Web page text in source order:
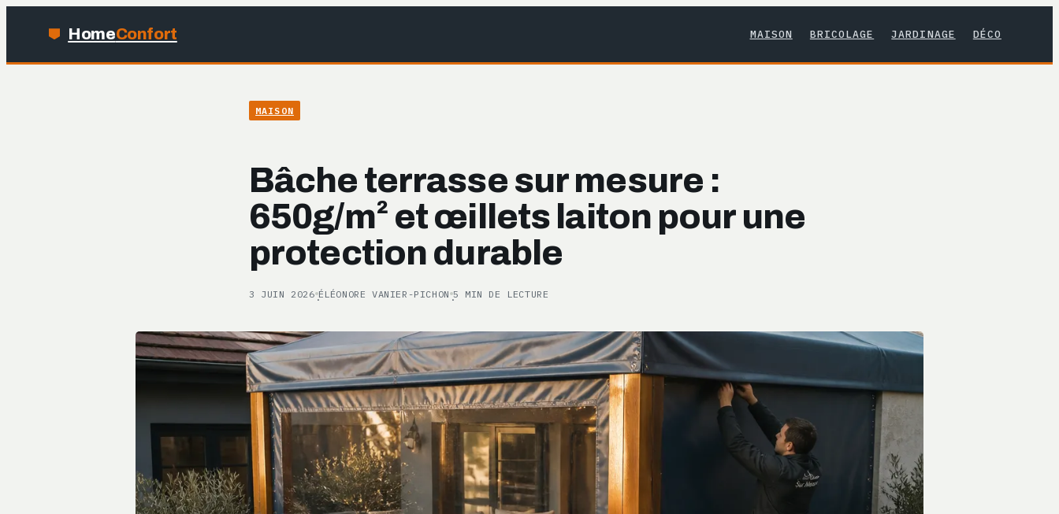
HomeConfort MAISON BRICOLAGE JARDINAGE DÉCO
MAISON
Bâche terrasse sur mesure :
650g/m² et œillets laiton pour une
protection durable
3 JUIN 2026 ·ÉLÉONORE VANIER-PICHON ·5 MIN DE LECTURE